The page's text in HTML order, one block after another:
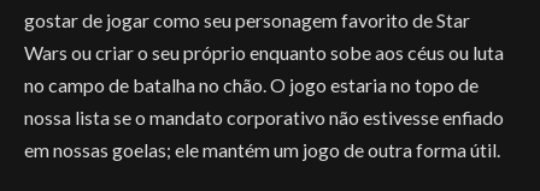
gostar de jogar como seu personagem favorito de Star
Wars ou criar o seu próprio enquanto sobe aos céus ou luta
no campo de batalha no chão. O jogo estaria no topo de
nossa lista se o mandato corporativo não estivesse enfiado
em nossas goelas; ele mantém um jogo de outra forma útil.